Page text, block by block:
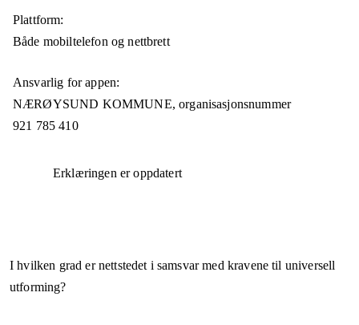
Plattform:
Både mobiltelefon og nettbrett
Ansvarlig for appen:
NÆRØYSUND KOMMUNE,organisasjonsnummer
921 785 410
Erklæringen er oppdatert
I hvilken grad er nettstedet i samsvar med kravene til universell
utforming?